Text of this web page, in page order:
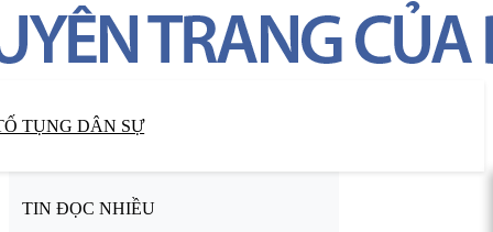
TỤNG DÂN SỰ
TIN ĐỌC NHIỀU